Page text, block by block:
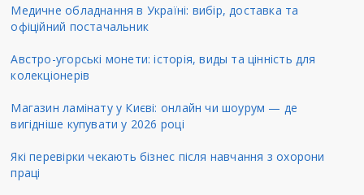
Медичне обладнання в Україні: вибір, доставка та
офіційний постачальник
Австро-угорські монети: історія, виды та цінність для
колекціонерів
Магазин ламінату у Києві: онлайн чи шоурум — де
вигідніше купувати у 2026 році
Які перевірки чекають бізнес після навчання з охорони
праці